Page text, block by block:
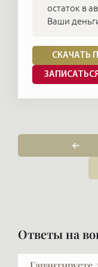
остаток в
Ваши
СКАЧАТЬ
Ответы на